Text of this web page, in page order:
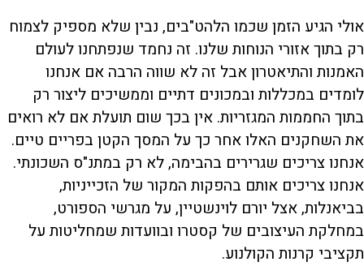
אולי הגיע הזמן שכמו הלהט"בים, נבין שלא מספיק לצמוח
רק בתוך אזורי הנוחות שלנו. זה נחמד שנפתחנו לעולם
האמנות והתיאטרון אבל זה לא שווה הרבה אם אנחנו
לומדים במכללות ובמכונים דתיים וממשיכים ליצור רק
בתוך החממות המגזריות. אין בכך שום תועלת אם לא רואים
את השחקנים האלו אחר כך על המסך הקטן בפריים טיים.
אנחנו צריכים שגרירים בהבימה, לא רק במתנ"ס השכונתי.
אנחנו צריכים אותם בהפקות המקור של הזכייניות,
בביאנלות, אצל יורם לוינשטיין, על מגרשי הספורט,
במחלקת העיצובים של קסטרו ובוועדות שמחליטות על
תקציבי קרנות הקולנוע.